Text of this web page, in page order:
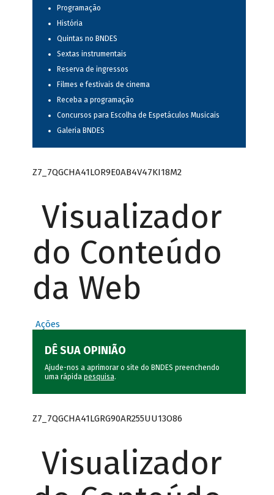
Programação
História
Quintas no BNDES
Sextas instrumentais
Reserva de ingressos
Filmes e festivais de cinema
Receba a programação
Concursos para Escolha de Espetáculos Musicais
Galeria BNDES
Z7_7QGCHA41LOR9E0AB4V47KI18M2
Visualizador
do Conteúdo
da Web
Ações
DÊ SUA OPINIÃO
Ajude-nos a aprimorar o site do BNDES preenchendo
uma rápida pesquisa.
Z7_7QGCHA41LGRG90AR255UU13O86
Visualizador